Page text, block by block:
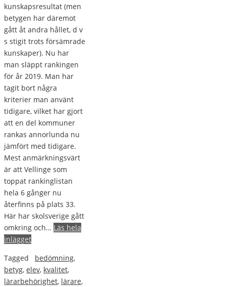
kunskapsresultat (men
betygen har däremot
gått åt andra hållet, d v
s stigit trots försämrade
kunskaper). Nu har
man släppt rankingen
för år 2019. Man har
tagit bort några
kriterier man använt
tidigare, vilket har gjort
att en del kommuner
rankas annorlunda nu
jämfört med tidigare.
Mest anmärkningsvärt
är att Vellinge som
toppat rankinglistan
hela 6 gånger nu
återfinns på plats 33.
Här har skolsverige gått
omkring och… Läs hela
inlägget
Tagged
bedömning,
betyg, elev, kvalitet,
lärarbehörighet, lärare,